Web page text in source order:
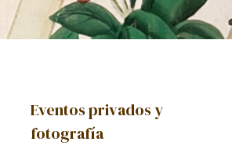
Eventos privados y
fotografía